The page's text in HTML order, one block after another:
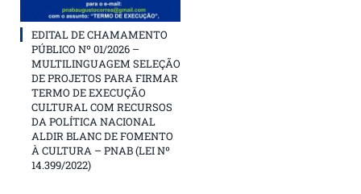
EDITAL DE CHAMAMENTO
PÚBLICO Nº 01/2026 –
MULTILINGUAGEM SELEÇÃO
DE PROJETOS PARA FIRMAR
TERMO DE EXECUÇÃO
CULTURAL COM RECURSOS
DA POLÍTICA NACIONAL
ALDIR BLANC DE FOMENTO
À CULTURA – PNAB (LEI Nº
14.399/2022)